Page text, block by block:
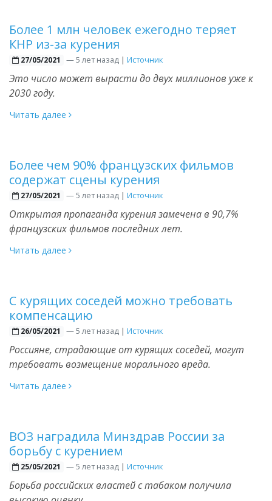
Более 1 млн человек ежегодно теряет
КНР из-за курения
27/05/2021 —5 лет назад | Источник
Это число может вырасти до двух миллионов уже к
2030 году.
Читать далее
Более чем 90% французских фильмов
содержат сцены курения
27/05/2021 —5 лет назад | Источник
Открытая пропаганда курения замечена в 90,7%
французских фильмов последних лет.
Читать далее
С курящих соседей можно требовать
компенсацию
26/05/2021 —5 лет назад | Источник
Россияне, страдающие от курящих соседей, могут
требовать возмещение морального вреда.
Читать далее
ВОЗ наградила Минздрав России за
борьбу с курением
25/05/2021 —5 лет назад | Источник
Борьба российских властей с табаком получила